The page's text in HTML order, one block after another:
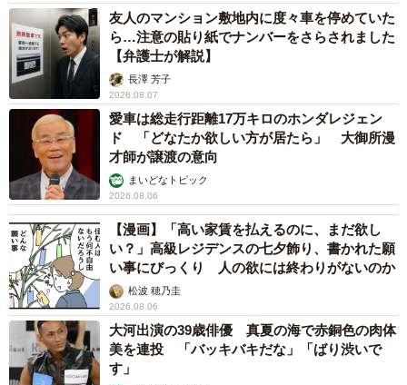
友人のマンション敷地内に度々車を停めていた
ら…注意の貼り紙でナンバーをさらされました
【弁護士が解説】
長澤 芳子
2026.08.07
愛車は総走行距離17万キロのホンダレジェン
ド 「どなたか欲しい方が居たら」 大御所漫
才師が譲渡の意向
まいどなトピック
2026.08.06
【漫画】「高い家賃を払えるのに、まだ欲し
い？」高級レジデンスの七夕飾り、書かれた願
い事にびっくり 人の欲には終わりがないのか
松波 穂乃圭
2026.08.06
大河出演の39歳俳優 真夏の海で赤銅色の肉体
美を連投 「バッキバキだな」「ばり渋いで
す」